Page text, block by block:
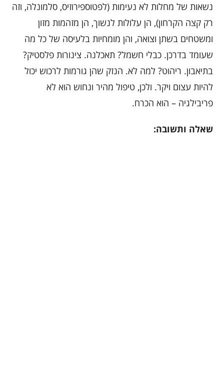
נשאות של מחלות לא נעימות (לפטוספירוזיס, סלמונלה, וזה
רק קצה הקרחון), הן עלולות לנשוך, הן מזהמות מזון
ומשטחים בשתן וצואה, והן מומחיות בלעיסה של כל מה
שעומד בדרכן. כבלי חשמל? תאכלנה. צינורות פלסטיק?
בתיאבון. ריהוט? למה לא. הנזק שהן גורמות לרכוש יכול
להיות עצום ויקר. ולכן, טיפול מהיר ונחוש הוא לא
פריבילגיה – הוא הכרח.
שאלה ותשובה: